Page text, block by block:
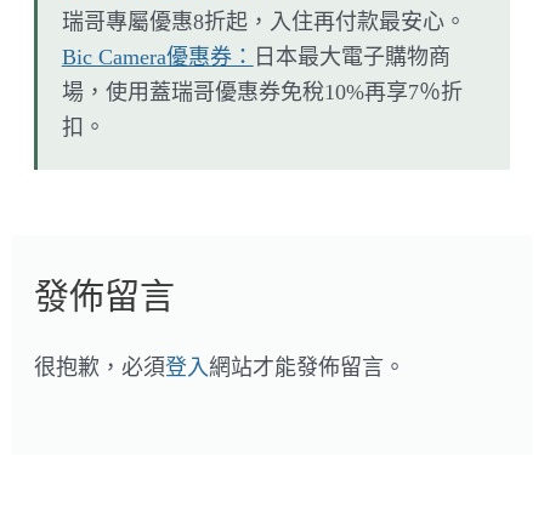
瑞哥專屬優惠8折起，入住再付款最安心。
Bic Camera優惠券： 日本最大電子購物商
場，使用蓋瑞哥優惠券免稅10%再享7％折
扣。
發佈留言
很抱歉，必須登入網站才能發佈留言。